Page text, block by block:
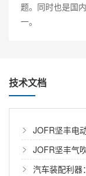
题。同时也是国
一。
技术文档
JOFR坚丰电
JOFR坚丰气
选
汽车装配利器